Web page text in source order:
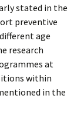
stated in the
preventive
age
research
at
within
in the